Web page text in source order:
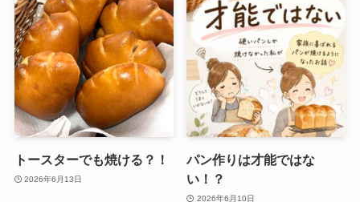
トースターでも焼ける？！
2026年6月13日
パン作りは才能ではな
い！？
2026年6月10日